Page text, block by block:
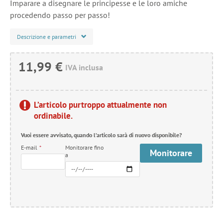
Imparare a disegnare le principesse e le loro amiche
procedendo passo per passo!
Descrizione e parametri
11,99 € IVA inclusa
L’articolo purtroppo attualmente non
ordinabile.
Vuoi essere avvisato, quando l’articolo sarà di nuovo disponibile?
E-mail *
Monitorare fino
a
Monitorare